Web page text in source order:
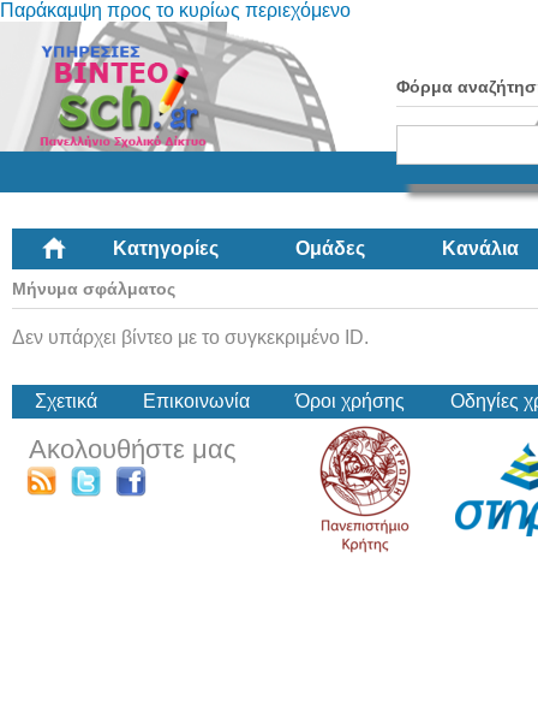
Παράκαμψη προς το κυρίως περιεχόμενο
Φόρμα
Κατηγορίες Ομάδες Κανάλια
Μήνυμα σφάλματος
Δεν υπάρχει βίντεο με το συγκεκριμένο ID.
Σχετικά Επικοινωνία Όροι χρήσης Οδηγίες
Ακολουθήστε μας